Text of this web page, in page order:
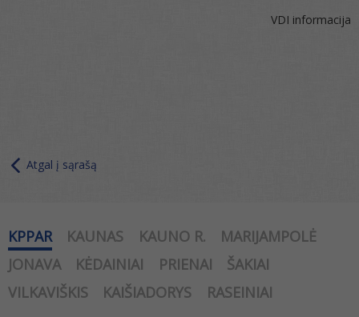
VDI informacija
Atgal į sąrašą
KPPAR KAUNAS KAUNO R.
MARIJAMPOLĖ
JONAVA
KĖDAINIAI PRIENAI
ŠAKIAI
VILKAVIŠKIS
KAIŠIADORYS RASEINIAI